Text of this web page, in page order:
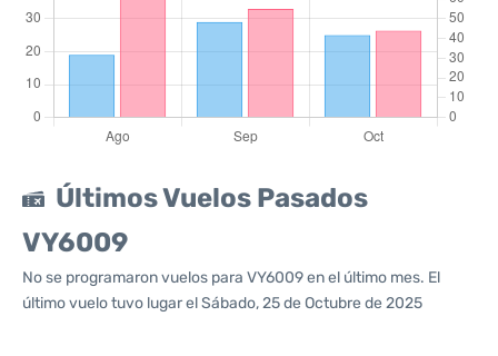
Últimos Vuelos Pasados
VY6009
No se programaron vuelos para VY6009 en el último mes. El
último vuelo tuvo lugar el Sábado, 25 de Octubre de 2025